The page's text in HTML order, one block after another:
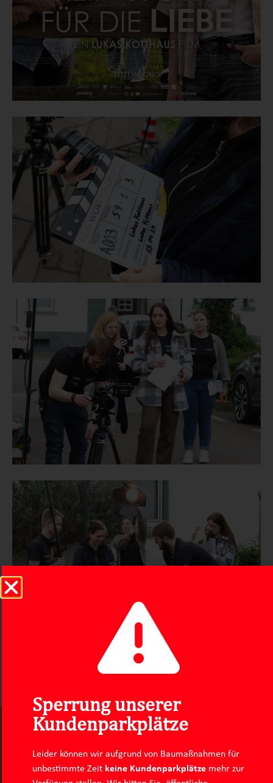
Impressum Datenschutz
Sperrung unserer
Kundenparkplätze
Leider können wir aufgrund von Baumaßnahmen für
unbestimmte Zeit keine Kundenparkplätze mehr zur